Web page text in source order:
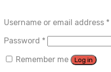
Username or email address *
Password *
Remember me
Log in